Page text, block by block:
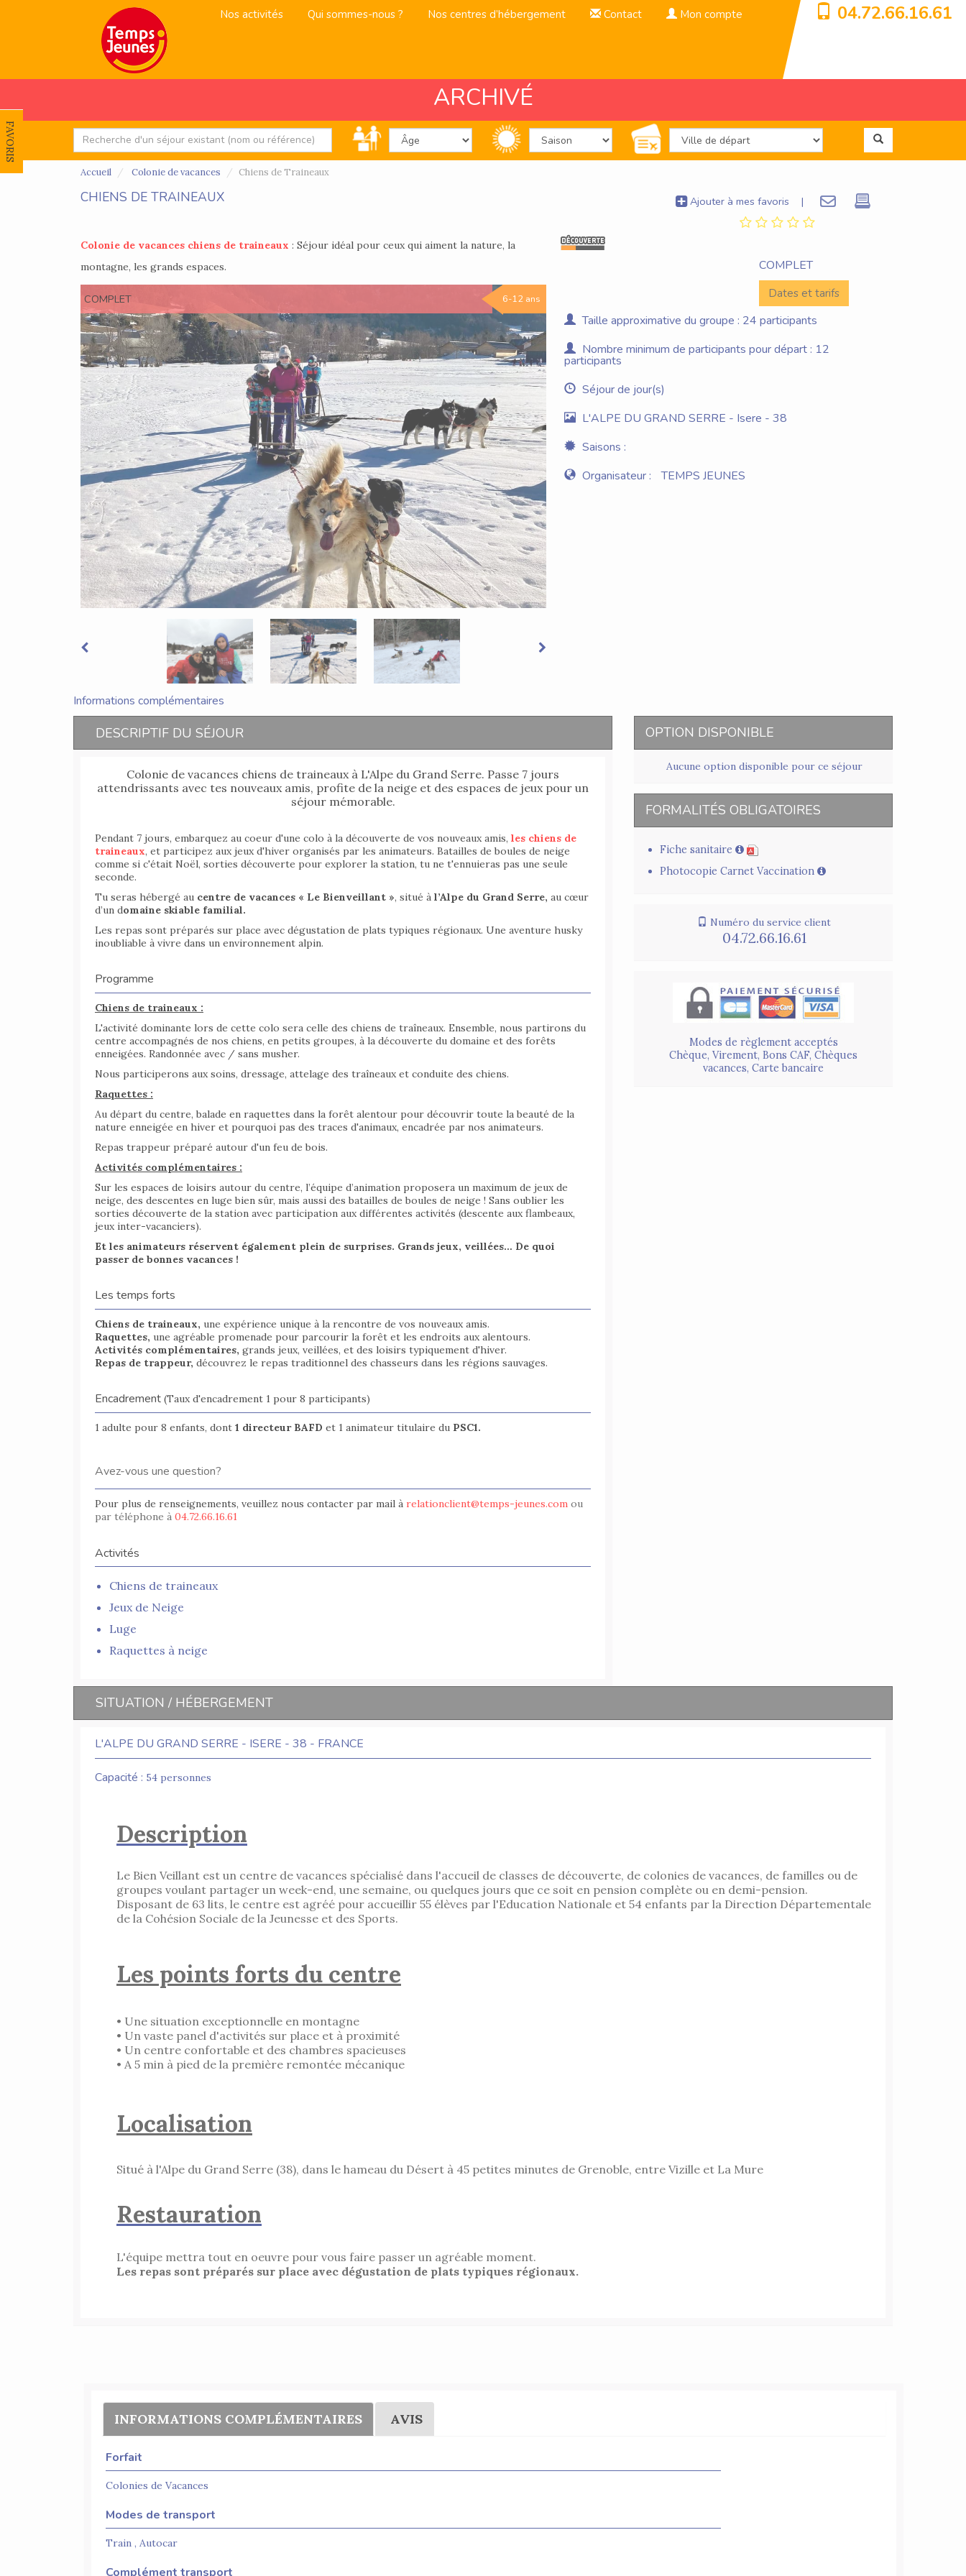
04.72.66.16.61
Nos activités Qui sommes-nous ? Nos centres d’hébergement Contact Mon compte
FAVORIS
ARCHIVÉ
Accueil Colonie de vacances Chiens de Traineaux
CHIENS DE TRAINEAUX Ajouter à mes favoris |
Colonie de vacances chiens de traineaux : Séjour idéal pour ceux qui aiment la nature, la
montagne, les grands espaces.
COMPLET 6-12 ans
COMPLET
Dates et tarifs
Taille approximative du groupe : 24 participants
Nombre minimum de participants pour départ : 12
participants
Séjour de jour(s)
L'ALPE DU GRAND SERRE - Isere - 38
Saisons :
Organisateur :
TEMPS JEUNES
Informations complémentaires
DESCRIPTIF DU SÉJOUR
Colonie de vacances chiens de traineaux à L'Alpe du Grand Serre. Passe 7 jours
attendrissants avec tes nouveaux amis, profite de la neige et des espaces de jeux pour un
séjour mémorable.
Pendant 7 jours, embarquez au coeur d'une colo à la découverte de vos nouveaux amis, les chiens de
traineaux, et participez aux jeux d'hiver organisés par les animateurs. Batailles de boules de neige
comme si c'était Noël, sorties découverte pour explorer la station, tu ne t'ennuieras pas une seule
seconde.
Tu seras hébergé au centre de vacances « Le Bienveillant », situé à l’Alpe du Grand Serre, au cœur
d’un domaine skiable familial.
Les repas sont préparés sur place avec dégustation de plats typiques régionaux. Une aventure husky
inoubliable à vivre dans un environnement alpin.
Programme
Chiens de traineaux :
L'activité dominante lors de cette colo sera celle des chiens de traîneaux. Ensemble, nous partirons du
centre accompagnés de nos chiens, en petits groupes, à la découverte du domaine et des forêts
enneigées. Randonnée avec / sans musher.
Nous participerons aux soins, dressage, attelage des traîneaux et conduite des chiens.
Raquettes :
Au départ du centre, balade en raquettes dans la forêt alentour pour découvrir toute la beauté de la
nature enneigée en hiver et pourquoi pas des traces d'animaux, encadrée par nos animateurs.
Repas trappeur préparé autour d'un feu de bois.
Activités complémentaires :
Sur les espaces de loisirs autour du centre, l’équipe d’animation proposera un maximum de jeux de
neige, des descentes en luge bien sûr, mais aussi des batailles de boules de neige ! Sans oublier les
sorties découverte de la station avec participation aux différentes activités (descente aux flambeaux,
jeux inter-vacanciers).
Et les animateurs réservent également plein de surprises. Grands jeux, veillées… De quoi
passer de bonnes vacances !
Les temps forts
Chiens de traineaux, une expérience unique à la rencontre de vos nouveaux amis.
Raquettes, une agréable promenade pour parcourir la forêt et les endroits aux alentours.
Activités complémentaires, grands jeux, veillées, et des loisirs typiquement d'hiver.
Repas de trappeur, découvrez le repas traditionnel des chasseurs dans les régions sauvages.
Encadrement (Taux d'encadrement 1 pour 8 participants)
1 adulte pour 8 enfants, dont 1 directeur BAFD et 1 animateur titulaire du PSC1.
Avez-vous une question?
Pour plus de renseignements, veuillez nous contacter par mail à relationclient@temps-jeunes.com ou
par téléphone à 04.72.66.16.61
Activités
Chiens de traineaux
Jeux de Neige
Luge
Raquettes à neige
OPTION DISPONIBLE
Aucune option disponible pour ce séjour
FORMALITÉS OBLIGATOIRES
Fiche sanitaire
Photocopie Carnet Vaccination
Numéro du service client
04.72.66.16.61
Modes de règlement acceptés
Chèque, Virement, Bons CAF, Chèques
vacances, Carte bancaire
SITUATION / HÉBERGEMENT
L'ALPE DU GRAND SERRE - ISERE - 38 - FRANCE
Capacité : 54 personnes
Description
Le Bien Veillant est un centre de vacances spécialisé dans l'accueil de classes de découverte, de colonies de vacances, de familles ou de
groupes voulant partager un week-end, une semaine, ou quelques jours que ce soit en pension complète ou en demi-pension.
Disposant de 63 lits, le centre est agréé pour accueillir 55 élèves par l'Education Nationale et 54 enfants par la Direction Départementale
de la Cohésion Sociale de la Jeunesse et des Sports.
Les points forts du centre
• Une situation exceptionnelle en montagne
• Un vaste panel d'activités sur place et à proximité
• Un centre confortable et des chambres spacieuses
• A 5 min à pied de la première remontée mécanique
Localisation
Situé à l'Alpe du Grand Serre (38), dans le hameau du Désert à 45 petites minutes de Grenoble, entre Vizille et La Mure
Restauration
L'équipe mettra tout en oeuvre pour vous faire passer un agréable moment.
Les repas sont préparés sur place avec dégustation de plats typiques régionaux.
INFORMATIONS COMPLÉMENTAIRES AVIS
Forfait
Colonies de Vacances
Modes de transport
Train , Autocar
Complément transport